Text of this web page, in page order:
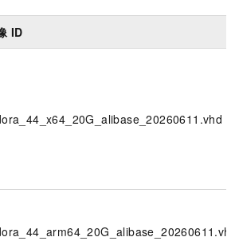
ID